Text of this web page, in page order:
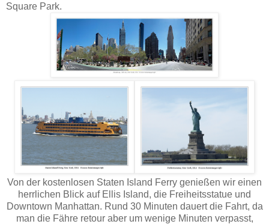
Square Park.
Von der kostenlosen Staten Island Ferry genießen wir einen
herrlichen Blick auf Ellis Island, die Freiheitsstatue und
Downtown Manhattan. Rund 30 Minuten dauert die Fahrt, da
man die Fähre retour aber um wenige Minuten verpasst,